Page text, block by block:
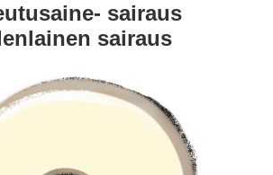
sairaus
sairaus